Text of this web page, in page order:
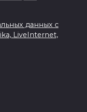
данных с
LiveInternet,